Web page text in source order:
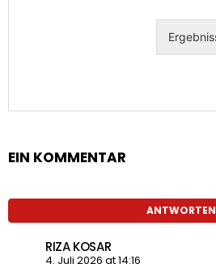
EIN KOMMENTAR
ANTWORTEN
RIZA KOSAR
4. Juli 2026 at 14:16